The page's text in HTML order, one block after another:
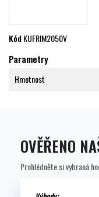
KódKUFRIM2050V
Parametry
Hmotnost
OVĚŘENO
Prohlédněte si vybraná